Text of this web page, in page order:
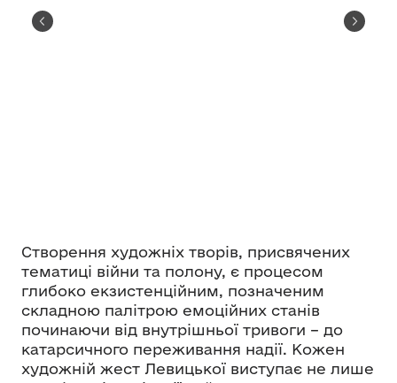
Створення художніх творів, присвячених
тематиці війни та полону, є процесом
глибоко екзистенційним, позначеним
складною палітрою емоційних станів
починаючи від внутрішньої тривоги – до
катарсичного переживання надії. Кожен
художній жест Левицької виступає не лише